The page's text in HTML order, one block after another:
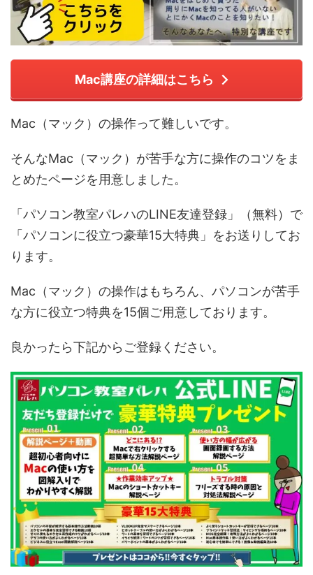
Mac講座の詳細はこちら
Mac（マック）の操作って難しいです。
そんなMac（マック）が苦手な方に操作のコツをま
とめたページを用意しました。
「パソコン教室パレハのLINE友達登録」（無料）で
「パソコンに役立つ豪華15大特典」をお送りしてお
ります。
Mac（マック）の操作はもちろん、パソコンが苦手
な方に役立つ特典を15個ご用意しております。
良かったら下記からご登録ください。